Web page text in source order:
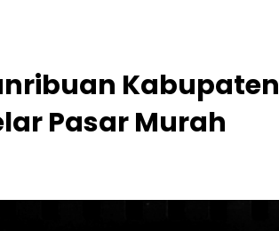
Kabupaten
Pasar Murah